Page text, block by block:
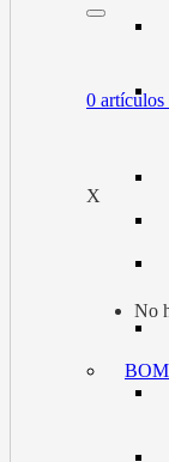
0 artículos
X
No